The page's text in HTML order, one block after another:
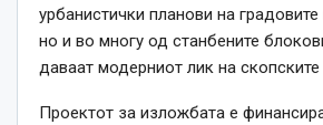
урбанистички планови на градовите
но и во многу од станбените
даваат модерниот лик на скопските
Проектот за изложбата е